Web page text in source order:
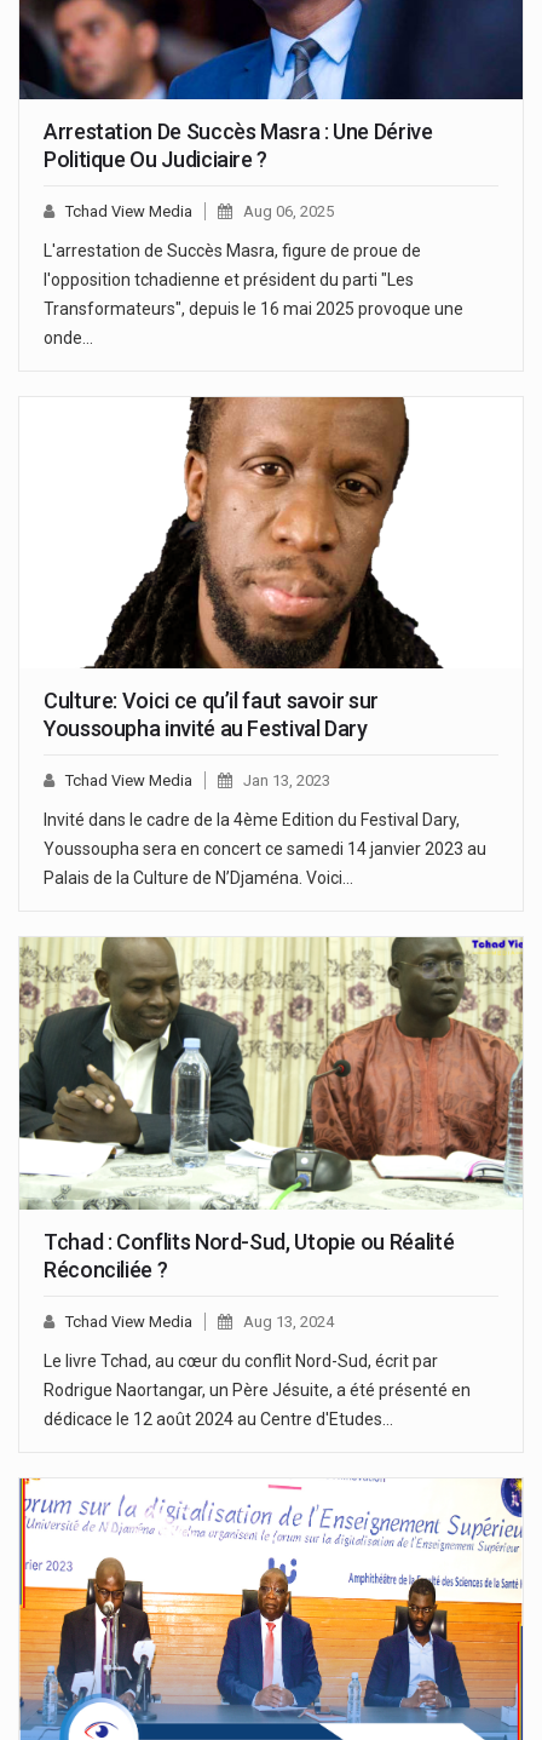
Arrestation De Succès Masra : Une Dérive
Politique Ou Judiciaire ?
Tchad View Media Aug 06, 2025
L'arrestation de Succès Masra, figure de proue de
l'opposition tchadienne et président du parti "Les
Transformateurs", depuis le 16 mai 2025 provoque une
onde…
Culture: Voici ce qu’il faut savoir sur
Youssoupha invité au Festival Dary
Tchad View Media Jan 13, 2023
Invité dans le cadre de la 4ème Edition du Festival Dary,
Youssoupha sera en concert ce samedi 14 janvier 2023 au
Palais de la Culture de N’Djaména. Voici…
Tchad : Conflits Nord-Sud, Utopie ou Réalité
Réconciliée ?
Tchad View Media Aug 13, 2024
Le livre Tchad, au cœur du conflit Nord-Sud, écrit par
Rodrigue Naortangar, un Père Jésuite, a été présenté en
dédicace le 12 août 2024 au Centre d'Etudes…